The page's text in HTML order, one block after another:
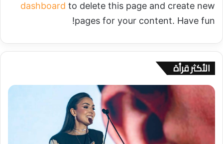
dashboard to delete this page and create new
pages for your content. Have fun!
الأكثر قرأة